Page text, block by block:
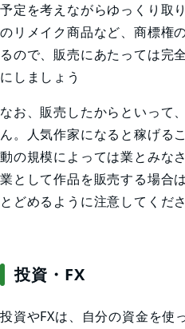
予定を考えながらゆっくり取
のリメイク商品など、商標権
るので、販売にあたっては完
にしましょう
なお、販売したからといって
ん。人気作家になると稼げる
動の規模によっては業とみな
業として作品を販売する場合
とどめるように注意してくださ
投資・FX
投資やFXは、自分の資金を使